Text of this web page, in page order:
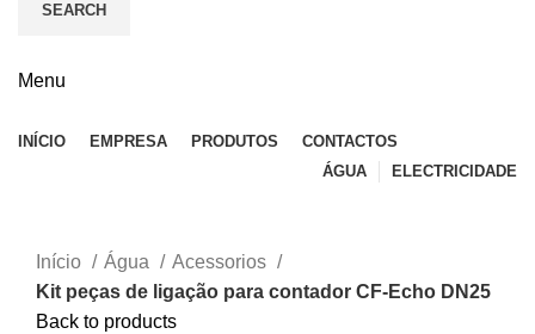
SEARCH
Menu
INÍCIO EMPRESA PRODUTOS
CONTACTOS
ÁGUA
ELECTRICIDADE
Início
Água
Acessorios
Kit peças de ligação para contador CF-Echo DN25
Back to products